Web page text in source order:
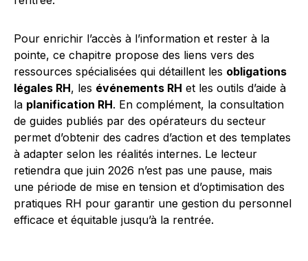
Pour enrichir l’accès à l’information et rester à la
pointe, ce chapitre propose des liens vers des
ressources spécialisées qui détaillent les obligations
légales RH, les événements RH et les outils d’aide à
la planification RH. En complément, la consultation
de guides publiés par des opérateurs du secteur
permet d’obtenir des cadres d’action et des templates
à adapter selon les réalités internes. Le lecteur
retiendra que juin 2026 n’est pas une pause, mais
une période de mise en tension et d’optimisation des
pratiques RH pour garantir une gestion du personnel
efficace et équitable jusqu’à la rentrée.